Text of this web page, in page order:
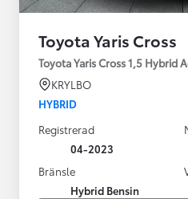
Toyota Yaris Cross
Toyota Yaris Cross 1,5 Hybrid
KRYLBO
HYBRID
Registrerad
04-2023
Bränsle
Hybrid Bensin